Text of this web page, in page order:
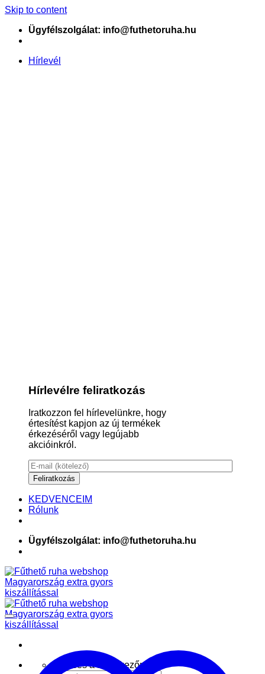
Skip to content
Ügyfélszolgálat: info@futhetoruha.hu
Hírlevél
Hírlevélre feliratkozás
Iratkozzon fel hírlevelünkre, hogy
értesítést kapjon az új termékek
érkezéséről vagy legújabb
akcióinkról.
KEDVENCEIM
Rólunk
Ügyfélszolgálat: info@futhetoruha.hu
Keresés a következőre: